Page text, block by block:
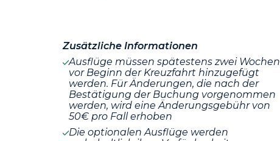
Zusätzliche Informationen
Ausflüge müssen spätestens zwei Wochen
vor Beginn der Kreuzfahrt hinzugefügt
werden. Für Änderungen, die nach der
Bestätigung der Buchung vorgenommen
werden, wird eine Änderungsgebühr von
50€ pro Fall erhoben
Die optionalen Ausflüge werden